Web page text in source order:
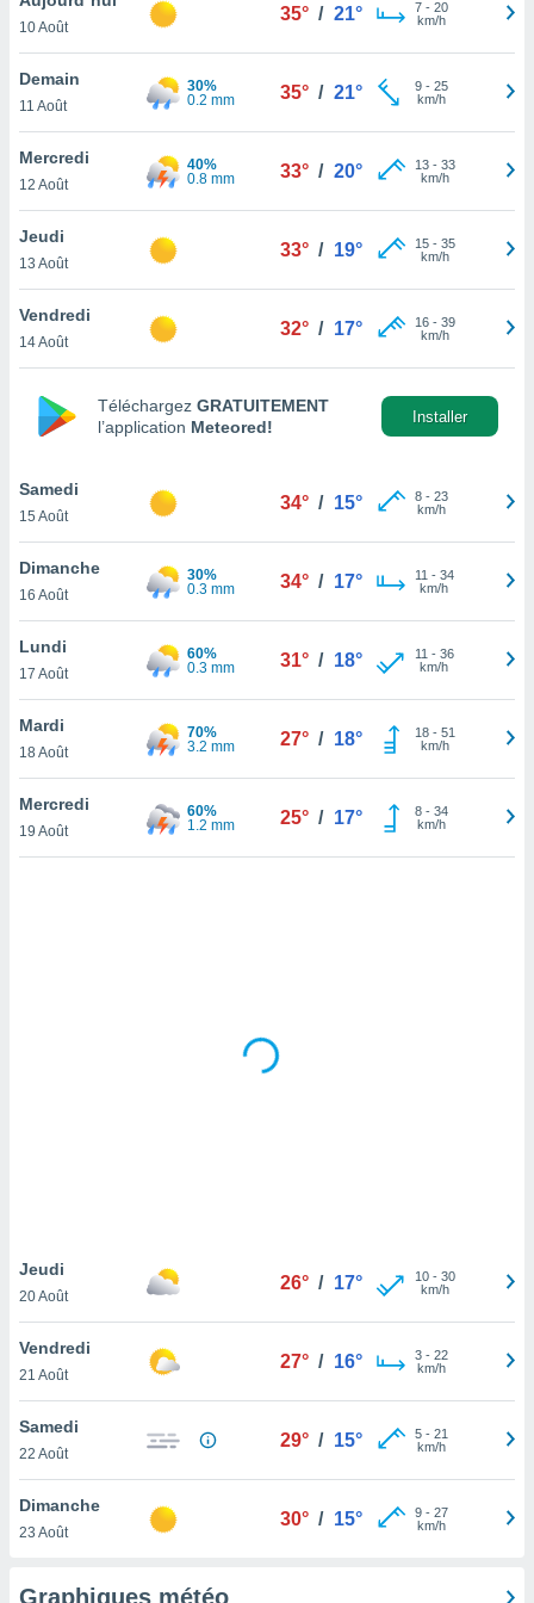
et
»,
au
vous
qu'ils
ou
le
ainsi
un
la
du
votre
à
en
le
notre
que
et que
10 Août
35° / 21° 7- 20
km/h
Demain
11 Août
30%
0.2 mm
35° / 21° 9- 25
km/h
Mercredi
12 Août
40%
0.8 mm
33° / 20° 13- 33
km/h
Jeudi
13 Août
33° / 19° 15- 35
km/h
Vendredi
14 Août
32° / 17° 16- 39
km/h
Téléchargez GRATUITEMENT
l’application Meteored!
Installer
Samedi
15 Août
34° / 15° 8- 23
km/h
Dimanche
16 Août
30%
0.3 mm
34° / 17° 11 - 34
km/h
Lundi
17 Août
60%
0.3 mm
31° / 18° 11 - 36
km/h
Mardi
18 Août
70%
3.2 mm
27° / 18° 18- 51
km/h
Mercredi
19 Août
60%
1.2 mm
25° / 17° 8- 34
km/h
Jeudi
20 Août
26° / 17° 10- 30
km/h
Vendredi
21 Août
27° / 16° 3- 22
km/h
Samedi
22 Août
29° / 15° 5- 21
km/h
Dimanche
23 Août
30° / 15° 9- 27
km/h
Graphiques météo